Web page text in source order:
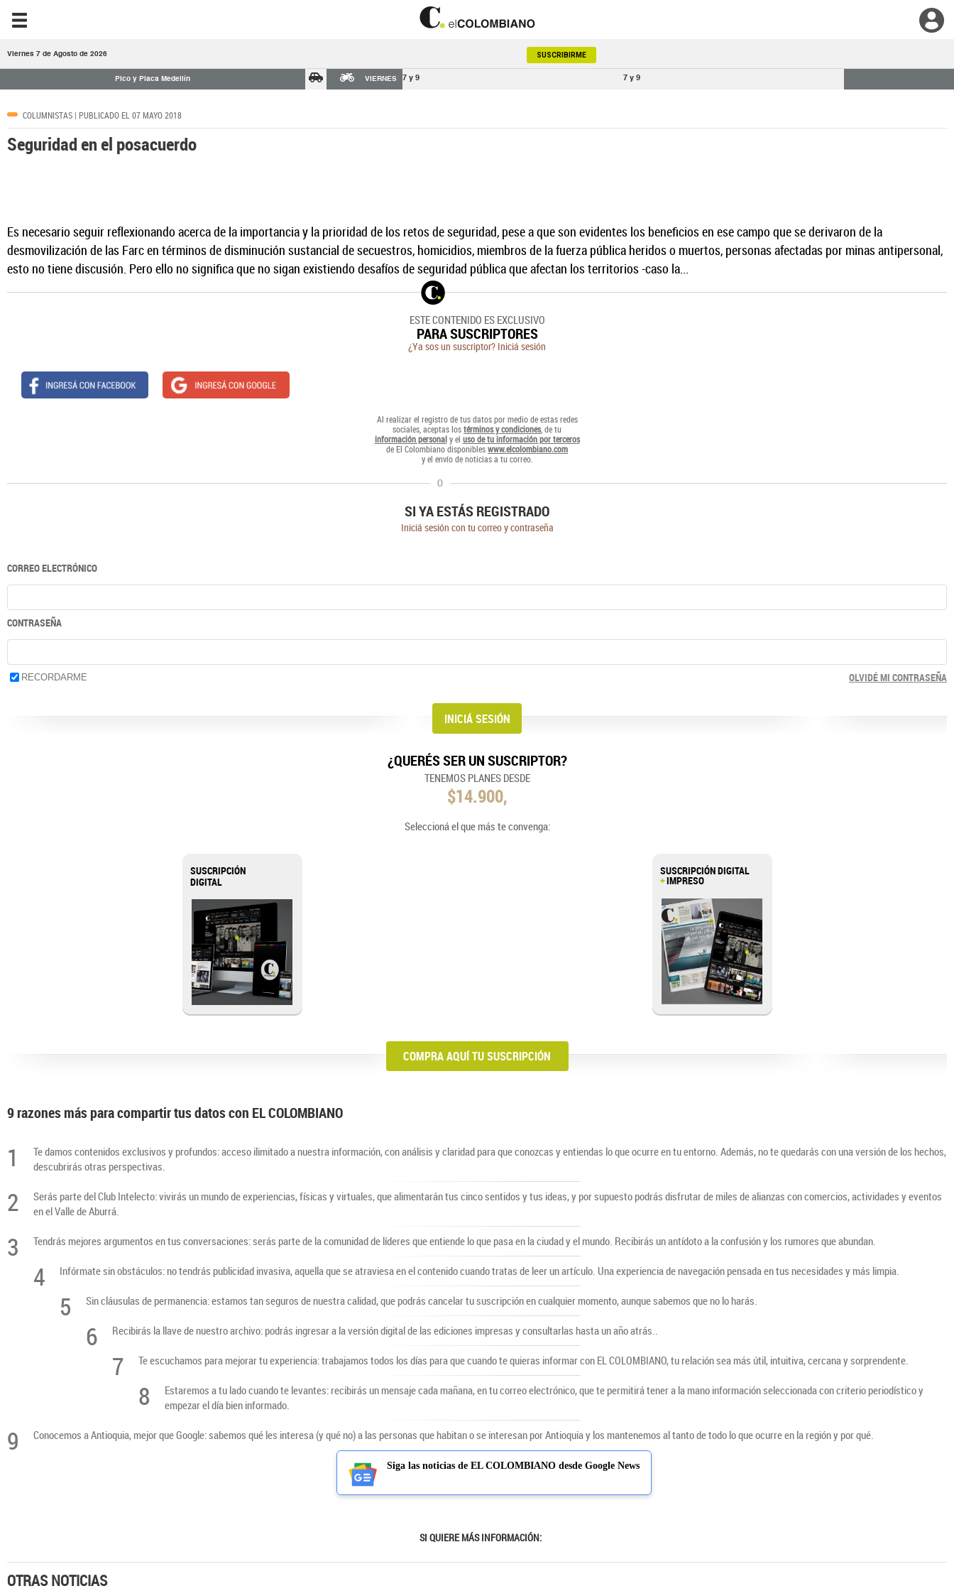
Viernes 7 de Agosto de 2026 SUSCRIBIRME
Pico y Placa Medellín VIERNES 7 y 9 7 y 9
COLUMNISTAS | PUBLICADO EL 07 MAYO 2018
Seguridad en el posacuerdo
Es necesario seguir reflexionando acerca de la importancia y la prioridad de los retos de seguridad, pese a que son evidentes los beneficios en ese campo que se derivaron de la
desmovilización de las Farc en términos de disminución sustancial de secuestros, homicidios, miembros de la fuerza pública heridos o muertos, personas afectadas por minas antipersonal,
esto no tiene discusión. Pero ello no significa que no sigan existiendo desafíos de seguridad pública que afectan los territorios -caso la...
ESTE CONTENIDO ES EXCLUSIVO
PARA SUSCRIPTORES
¿Ya sos un suscriptor? Iniciá sesión
Al realizar el registro de tus datos por medio de estas redes
sociales, aceptas lostérminos y condiciones, de tu
información personaly el uso de tu información por terceros
de El Colombiano disponibleswww.elcolombiano.com
y el envío de noticias a tu correo.
O
SI YA ESTÁS REGISTRADO
Iniciá sesión con tu correo y contraseña
CORREO ELECTRÓNICO
CONTRASEÑA
RECORDARME OLVIDÉ MI CONTRASEÑA
¿QUERÉS SER UN SUSCRIPTOR?
TENEMOS PLANES DESDE
$14.900,
Seleccioná el que más te convenga:
SUSCRIPCIÓN
DIGITAL
SUSCRIPCIÓN DIGITAL
+IMPRESO
>
COMPRA AQUÍ TU SUSCRIPCIÓN
9 razones más para compartir tus datos con EL COLOMBIANO
1
Te damos contenidos exclusivos y profundos: acceso ilimitado a nuestra información, con análisis y claridad para que conozcas y entiendas lo que ocurre en tu entorno. Además, no te quedarás con una versión de los hechos,
descubrirás otras perspectivas.
2
Serás parte del Club Intelecto: vivirás un mundo de experiencias, físicas y virtuales, que alimentarán tus cinco sentidos y tus ideas, y por supuesto podrás disfrutar de miles de alianzas con comercios, actividades y eventos
en el Valle de Aburrá.
3 Tendrás mejores argumentos en tus conversaciones: serás parte de la comunidad de líderes que entiende lo que pasa en la ciudad y el mundo. Recibirás un antídoto a la confusión y los rumores que abundan.
4 Infórmate sin obstáculos: no tendrás publicidad invasiva, aquella que se atraviesa en el contenido cuando tratas de leer un artículo. Una experiencia de navegación pensada en tus necesidades y más limpia.
5 Sin cláusulas de permanencia: estamos tan seguros de nuestra calidad, que podrás cancelar tu suscripción en cualquier momento, aunque sabemos que no lo harás.
6 Recibirás la llave de nuestro archivo: podrás ingresar a la versión digital de las ediciones impresas y consultarlas hasta un año atrás..
7 Te escuchamos para mejorar tu experiencia: trabajamos todos los días para que cuando te quieras informar con EL COLOMBIANO, tu relación sea más útil, intuitiva, cercana y sorprendente.
8
Estaremos a tu lado cuando te levantes: recibirás un mensaje cada mañana, en tu correo electrónico, que te permitirá tener a la mano información seleccionada con criterio periodístico y
empezar el día bien informado.
9 Conocemos a Antioquia, mejor que Google: sabemos qué les interesa (y qué no) a las personas que habitan o se interesan por Antioquia y los mantenemos al tanto de todo lo que ocurre en la región y por qué.
Siga las noticias de EL COLOMBIANO desde Google News
SI QUIERE MÁS INFORMACIÓN:
OTRAS NOTICIAS